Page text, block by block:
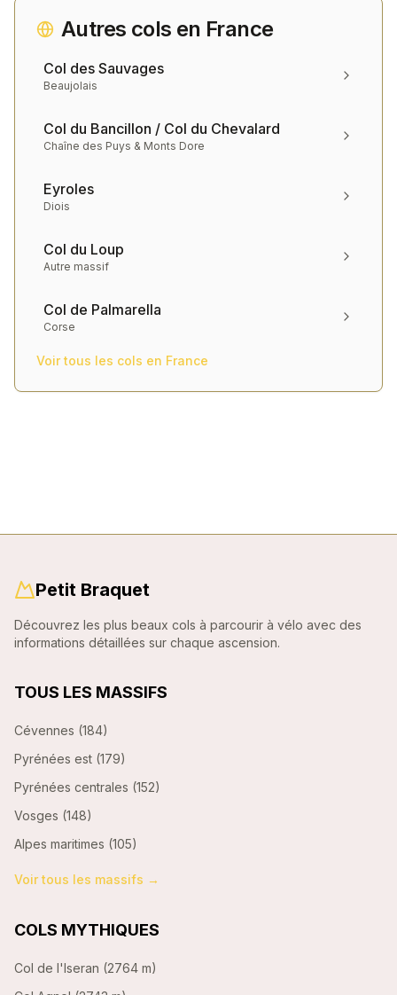
Autres cols en France
Col des Sauvages
Beaujolais
Col du Bancillon / Col du Chevalard
Chaîne des Puys & Monts Dore
Eyroles
Diois
Col du Loup
Autre massif
Col de Palmarella
Corse
Voir tous les cols en France
Petit Braquet
Découvrez les plus beaux cols à parcourir à vélo avec des
informations détaillées sur chaque ascension.
TOUS LES MASSIFS
Cévennes (184)
Pyrénées est (179)
Pyrénées centrales (152)
Vosges (148)
Alpes maritimes (105)
Voir tous les massifs →
COLS MYTHIQUES
Col de l'Iseran (2764 m)